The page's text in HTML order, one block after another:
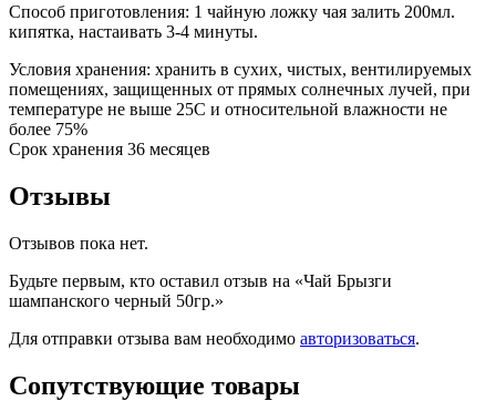
Способ приготовления: 1 чайную ложку чая залить 200мл.
кипятка, настаивать 3-4 минуты.
Условия хранения: хранить в сухих, чистых, вентилируемых
помещениях, защищенных от прямых солнечных лучей, при
температуре не выше 25С и относительной влажности не
более 75%
Срок хранения 36 месяцев
Отзывы
Отзывов пока нет.
Будьте первым, кто оставил отзыв на «Чай Брызги
шампанского черный 50гр.»
Для отправки отзыва вам необходимо авторизоваться.
Сопутствующие товары